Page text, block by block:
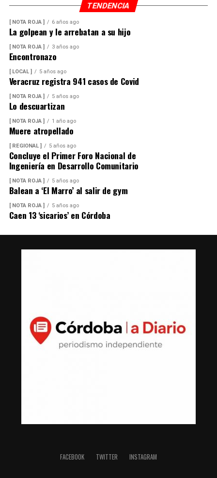
TENDENCIA
[ NOTA ROJA ] 6 años ago
La golpean y le arrebatan a su hijo
[ NOTA ROJA ] 3 años ago
Encontronazo
[ LOCAL ] 5 años ago
Veracruz registra 941 casos de Covid
[ NOTA ROJA ] 5 años ago
Lo descuartizan
[ NOTA ROJA ] 1 año ago
Muere atropellado
[ REGIONAL ] 5 años ago
Concluye el Primer Foro Nacional de
Ingeniería en Desarrollo Comunitario
[ NOTA ROJA ] 5 años ago
Balean a ‘El Marro’ al salir de gym
[ NOTA ROJA ] 5 años ago
Caen 13 ‘sicarios’ en Córdoba
FACEBOOK TWITTER INSTAGRAM